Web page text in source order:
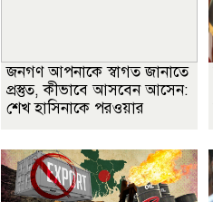
জনগণ আপনাকে স্বাগত জানাতে
প্রস্তুত, কীভাবে আসবেন আসেন:
শেখ হাসিনাকে পরওয়ার